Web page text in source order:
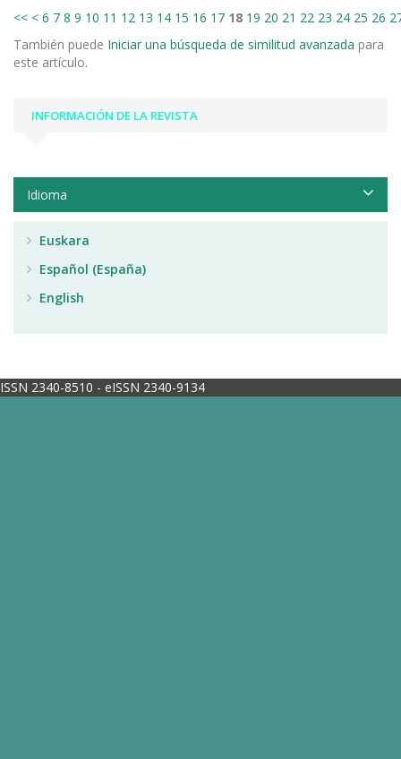
<< < 6 7 8 9 10 11 12 13 14 15 16 17 18 19 20 21 22 23 24 25 26
También puede Iniciar una búsqueda de similitud avanzada para
este artículo.
INFORMACIÓN DE LA REVISTA
Idioma
Euskara
Español (España)
English
ISSN 2340-8510 - eISSN 2340-9134